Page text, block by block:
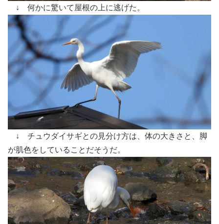
↓ 何かに驚いて屋根の上に逃げた。
↓ チュウダイサギとの見分け方は、体の大きさと、脚
が肌色をしていることだそうだ。